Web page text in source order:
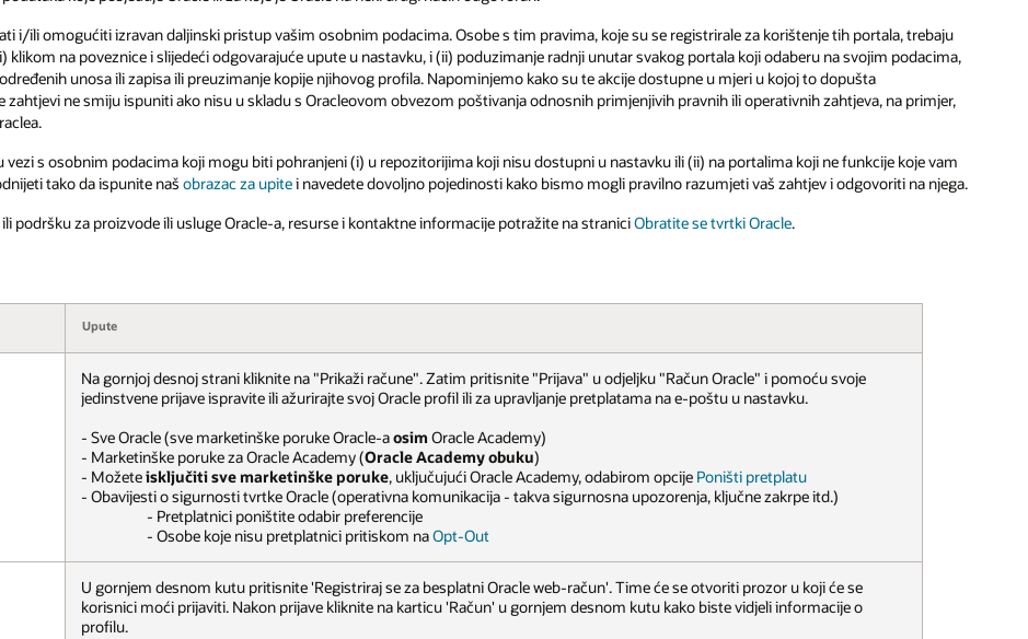
i/ili omogućiti izravan daljinski pristup vašim osobnim podacima. Osobe s tim pravima, koje su se registrirale za korištenje tih portala, trebaju
na poveznice i slijedeći odgovarajuće upute u nastavku, i (ii) poduzimanje radnji unutar svakog portala koji odaberu na svojim podacima,
unosa ili zapisa ili preuzimanje kopije njihovog profila. Napominjemo kako su te akcije dostupne u mjeri u kojoj to dopušta
ne smiju ispuniti ako nisu u skladu s Oracleovom obvezom poštivanja odnosnih primjenjivih pravnih ili operativnih zahtjeva, na primjer,
vezi s osobnim podacima koji mogu biti pohranjeni (i) u repozitorijima koji nisu dostupni u nastavku ili (ii) na portalima koji ne funkcije koje vam
tako da ispunite naš obrazac za upitei navedete dovoljno pojedinosti kako bismo mogli pravilno razumjeti vaš zahtjev i odgovoriti na njega.
podršku za proizvode ili usluge Oracle-a, resurse i kontaktne informacije potražite na straniciObratite se tvrtki Oracle.
Upute
Na gornjoj desnoj strani kliknite na "Prikaži račune". Zatim pritisnite "Prijava" u odjeljku "Račun Oracle" i pomoću svoje
jedinstvene prijave ispravite ili ažurirajte svoj Oracle profil ili za upravljanje pretplatama na e-poštu u nastavku.
- Sve Oracle (sve marketinške poruke Oracle-aosim Oracle Academy)
- Marketinške poruke za Oracle Academy (Oracle Academy obuku)
- Možeteisključiti sve marketinške poruke, uključujući Oracle Academy, odabirom opcije Poništi pretplatu
- Obavijesti o sigurnosti tvrtke Oracle (operativna komunikacija - takva sigurnosna upozorenja, ključne zakrpe itd.)
- Pretplatnici poništite odabir preferencije
- Osobe koje nisu pretplatnici pritiskom naOpt-Out
U gornjem desnom kutu pritisnite 'Registriraj se za besplatni Oracle web-račun'. Time će se otvoriti prozor u koji će se
korisnici moći prijaviti. Nakon prijave kliknite na karticu 'Račun' u gornjem desnom kutu kako biste vidjeli informacije o
profilu.